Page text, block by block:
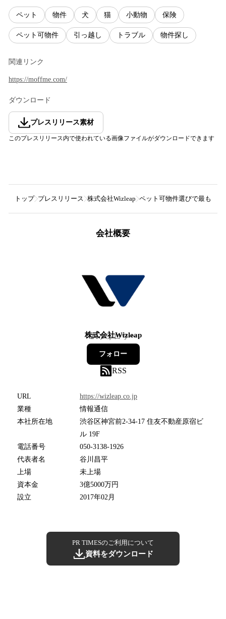
ペット 物件 犬 猫 小動物 保険
ペット可物件 引っ越し トラブル 物件探し
関連リンク
https://moffme.com/
ダウンロード
プレスリリース素材
このプレスリリース内で使われている画像ファイルがダウンロードできます
トップ プレスリリース 株式会社Wizleap ペット可物件選びで最も重
会社概要
株式会社Wizleap
24フォロワー
フォロー
RSS
URL
https://wizleap.co.jp
業種
情報通信
本社所在地
渋谷区神宮前2-34-17 住友不動産原宿ビ
ル 19F
電話番号
050-3138-1926
代表者名
谷川昌平
上場
未上場
資本金
3億5000万円
設立
2017年02月
PR TIMESのご利用について
資料をダウンロード